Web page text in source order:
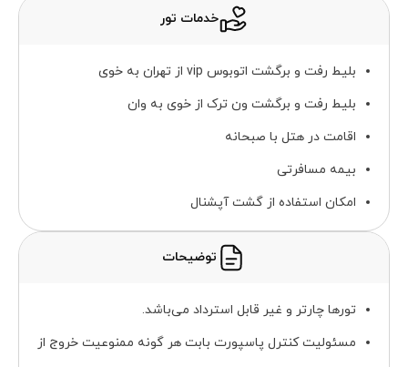
خدمات تور
بلیط رفت و برگشت اتوبوس vip از تهران به خوی
بلیط رفت و برگشت ون ترک از خوی به وان
اقامت در هتل با صبحانه
بیمه مسافرتی
امکان استفاده از گشت آپشنال
توضیحات
تورها چارتر و غیر قابل استرداد می‌باشد.
مسئولیت کنترل پاسپورت بابت هر گونه ممنوعیت خروج از